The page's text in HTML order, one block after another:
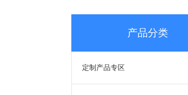
产品分类
定制产品专区